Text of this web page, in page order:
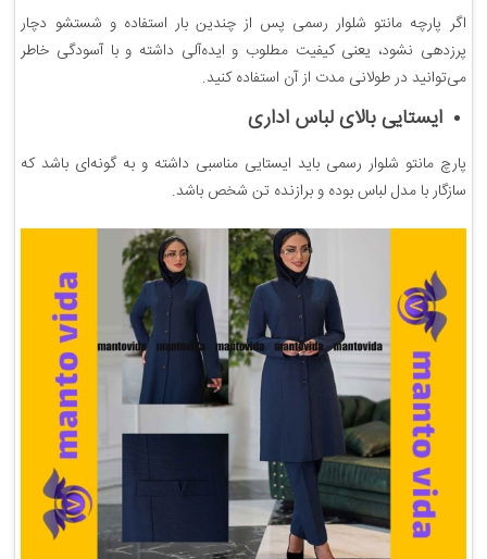
اگر پارچه مانتو شلوار رسمی پس از چندین بار استفاده و شستشو دچار
پرزدهی نشود، یعنی کیفیت مطلوب و ایده‌آلی داشته و با آسودگی خاطر
می‌توانید در طولانی مدت از آن استفاده کنید.
ایستایی بالای لباس اداری
پارچ مانتو شلوار رسمی باید ایستایی مناسبی داشته و به گونه‌ای باشد که
سازگار با مدل لباس بوده و برازنده تن شخص باشد.